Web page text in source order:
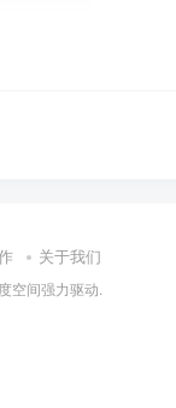
关于我们
空间强力驱动.